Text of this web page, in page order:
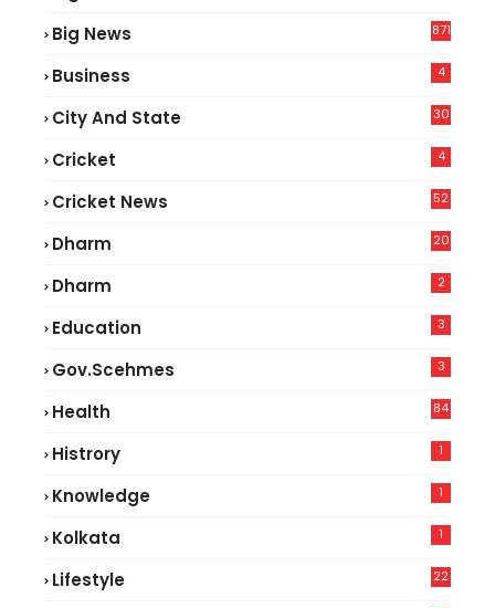
Big News 871
Business 4
City And State 30
Cricket 4
Cricket News
52
Dharm 20
Dharm 2
Education 3
Gov.scehmes 3
Health
84
Histrory 1
Knowledge 1
Kolkata 1
Lifestyle
22